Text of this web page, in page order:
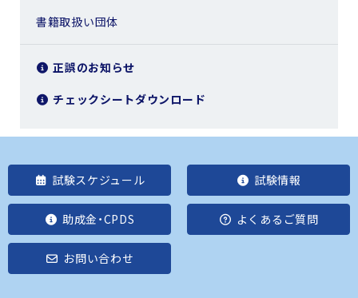
書籍取扱い団体
正誤のお知らせ
チェックシートダウンロード
試験スケジュール 試験情報
助成金・CPDS よくあるご質問
お問い合わせ